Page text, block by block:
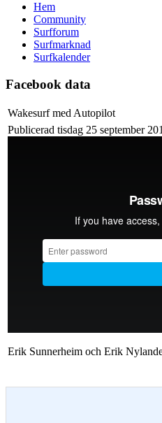
Hem
Community
Surfforum
Surfmarknad
Surfkalender
Facebook data
Wakesurf med Autopilot
Publicerad tisdag 25 september
Erik Sunnerheim och Erik